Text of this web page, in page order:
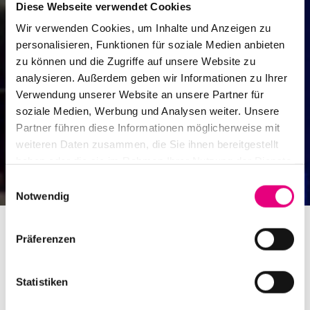
Diese Webseite verwendet Cookies
Wir verwenden Cookies, um Inhalte und Anzeigen zu
personalisieren, Funktionen für soziale Medien anbieten
zu können und die Zugriffe auf unsere Website zu
analysieren. Außerdem geben wir Informationen zu Ihrer
Verwendung unserer Website an unsere Partner für
soziale Medien, Werbung und Analysen weiter. Unsere
Partner führen diese Informationen möglicherweise mit
weiteren Daten zusammen, die Sie ihnen bereitgestellt
Notwendig
Präferenzen
Statistiken
Wolfgang Sandner (FAZ) zum